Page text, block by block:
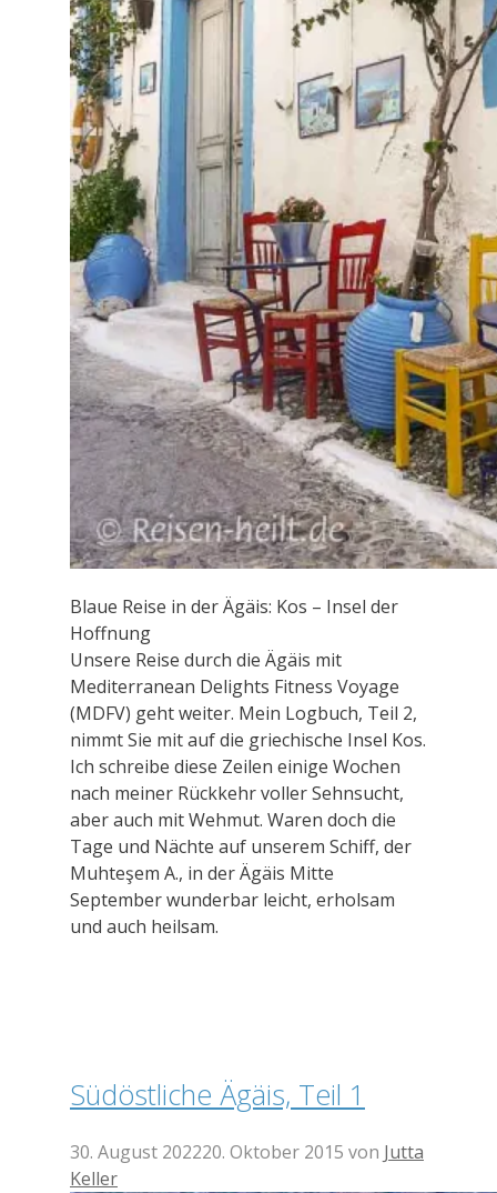
Blaue Reise in der Ägäis: Kos – Insel der
Hoffnung
Unsere Reise durch die Ägäis mit
Mediterranean Delights Fitness Voyage
(MDFV) geht weiter. Mein Logbuch, Teil 2,
nimmt Sie mit auf die griechische Insel Kos.
Ich schreibe diese Zeilen einige Wochen
nach meiner Rückkehr voller Sehnsucht,
aber auch mit Wehmut. Waren doch die
Tage und Nächte auf unserem Schiff, der
Muhteşem A., in der Ägäis Mitte
September wunderbar leicht, erholsam
und auch heilsam.
Südöstliche Ägäis, Teil 1
30. August 202220. Oktober 2015 von Jutta
Keller